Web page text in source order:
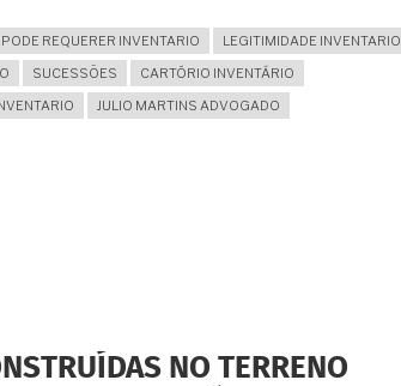
REQUERER INVENTARIO
LEGITIMIDADE INVENTARIO
SUCESSÕES
CARTÓRIO INVENTÁRIO
JULIO MARTINS ADVOGADO
NO TERRENO